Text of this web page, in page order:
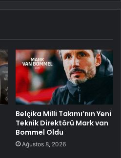
Belçika Milli Takımı’nın Yeni
Teknik Direktörü Mark van
Bommel Oldu
Ağustos 8, 2026